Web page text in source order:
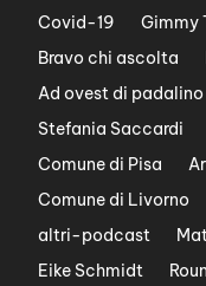
Covid-19
Gimmy
Bravo chi ascolta
Ad ovest di padalino
Stefania Saccardi
Comune di Pisa
Comune di Livorno
altri-podcast
Eike Schmidt